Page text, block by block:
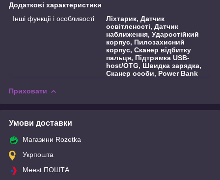
Додаткові характеристики
Інші функції і особливості
Ліхтарик, Датчик
освітленості, Датчик
наближення, Ударостійкий
корпус, Пилозахисний
корпус, Сканер відбитку
пальця, Підтримка USB-
host/OTG, Швидка зарядка,
Сканер особи, Power Bank
Приховати
Умови доставки
Магазини Rozetka
Укрпошта
Meest ПОШТА